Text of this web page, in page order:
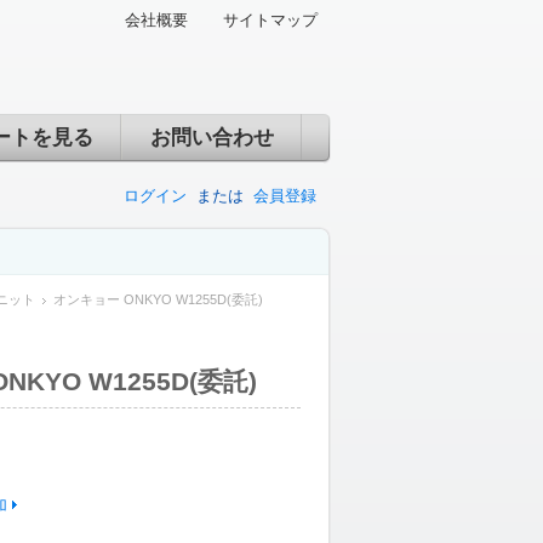
会社概要 サイトマップ
トを見る お問い合わせ
ログイン または 会員登録
ット オンキョー ONKYO W1255D(委託)
W1255D(委託)